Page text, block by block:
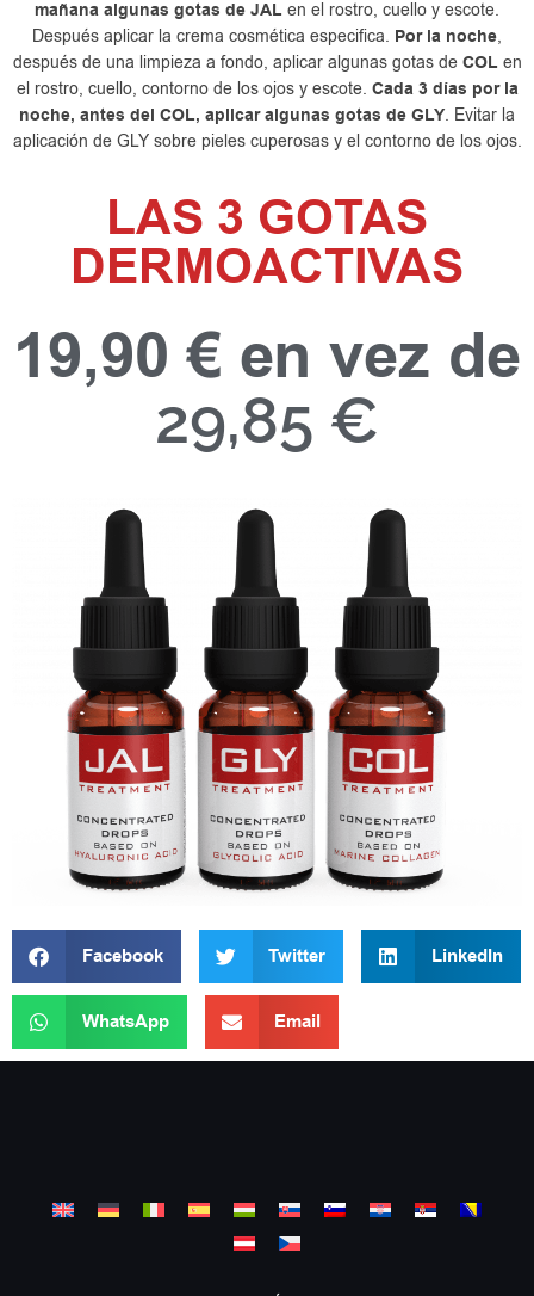
mañana algunas gotas de JAL en el rostro, cuello y escote.
Después aplicar la crema cosmética especifica. Por la noche,
después de una limpieza a fondo, aplicar algunas gotas deCOLen
el rostro, cuello, contorno de los ojos y escote. Cada 3 días por la
noche, antes del COL, aplicar algunas gotas de GLY. Evitar la
aplicación de GLY sobre pieles cuperosas y el contorno de los ojos.
LAS 3 GOTAS
DERMOACTIVAS
19,90 € en vez de
29,85 €
Facebook Twitter LinkedIn
WhatsApp Email